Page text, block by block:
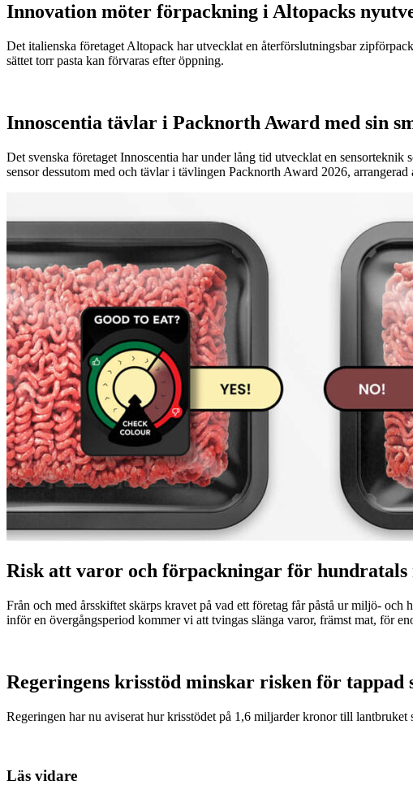
Innovation möter förpackning i Altopacks
Det italienska företaget Altopack har utvecklat en återförslutningsbar
sättet torr pasta kan förvaras efter öppning.
Innoscentia tävlar i Packnorth Award med sin
Det svenska företaget Innoscentia har under lång tid utvecklat en
sensor dessutom med och tävlar i tävlingen Packnorth Award 2026,
Risk att varor och förpackningar för hundratals
Från och med årsskiftet skärps kravet på vad ett företag får påstå ur miljö-
inför en övergångsperiod kommer vi att tvingas slänga varor, främst mat, för
Regeringens krisstöd minskar risken för tappad
Regeringen har nu aviserat hur krisstödet på 1,6 miljarder kronor till lantbruket
Läs vidare